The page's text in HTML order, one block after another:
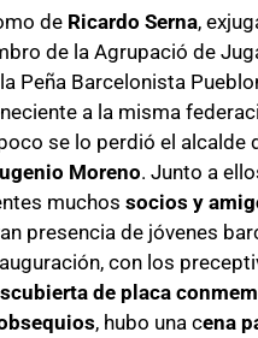
de Ricardo Serna,
de la Agrupació de
Peña Barcelonista
a la misma
se lo perdió el alcalde
Moreno. Junto a
muchos socios y
presencia de jóvenes
con los
de placa
, hubo una cena